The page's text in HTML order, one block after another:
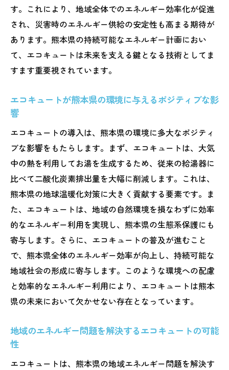
す。これにより、地域全体でのエネルギー効率化が促進
され、災害時のエネルギー供給の安定性も高まる期待が
あります。熊本県の持続可能なエネルギー計画におい
て、エコキュートは未来を支える鍵となる技術としてま
すます重要視されています。
エコキュートが熊本県の環境に与えるポジティブな影
響
エコキュートの導入は、熊本県の環境に多大なポジティ
ブな影響をもたらします。まず、エコキュートは、大気
中の熱を利用してお湯を生成するため、従来の給湯器に
比べて二酸化炭素排出量を大幅に削減します。これは、
熊本県の地球温暖化対策に大きく貢献する要素です。ま
た、エコキュートは、地域の自然環境を損なわずに効率
的なエネルギー利用を実現し、熊本県の生態系保護にも
寄与します。さらに、エコキュートの普及が進むこと
で、熊本県全体のエネルギー効率が向上し、持続可能な
地域社会の形成に寄与します。このような環境への配慮
と効率的なエネルギー利用により、エコキュートは熊本
県の未来において欠かせない存在となっています。
地域のエネルギー問題を解決するエコキュートの可能
性
エコキュートは、熊本県の地域エネルギー問題を解決す